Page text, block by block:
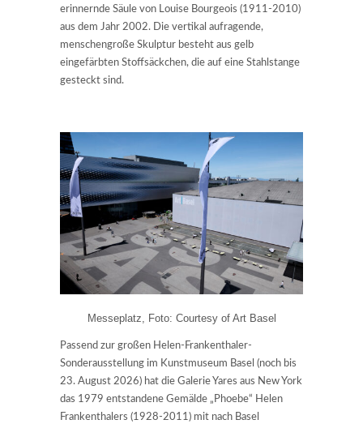
erinnernde Säule von Louise Bourgeois (1911-2010)
aus dem Jahr 2002. Die vertikal aufragende,
menschengroße Skulptur besteht aus gelb
eingefärbten Stoffsäckchen, die auf eine Stahlstange
gesteckt sind.
Messeplatz, Foto: Courtesy of Art Basel
Passend zur großen Helen-Frankenthaler-
Sonderausstellung im Kunstmuseum Basel (noch bis
23. August 2026) hat die Galerie Yares aus New York
das 1979 entstandene Gemälde „Phoebe“ Helen
Frankenthalers (1928-2011) mit nach Basel